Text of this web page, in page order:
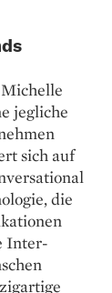
jegliche
sich auf
die
Inter­